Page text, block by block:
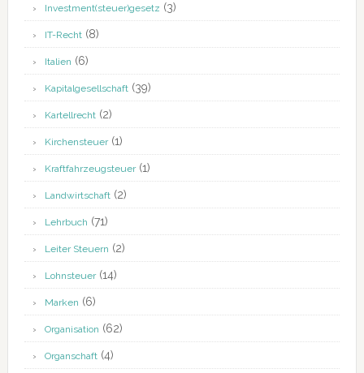
Investment(steuer)gesetz (3)
IT-Recht(8)
Italien (6)
Kapitalgesellschaft(39)
Kartellrecht(2)
Kirchensteuer(1)
Kraftfahrzeugsteuer(1)
Landwirtschaft(2)
Lehrbuch (71)
Leiter Steuern (2)
Lohnsteuer(14)
Marken (6)
Organisation (62)
Organschaft(4)